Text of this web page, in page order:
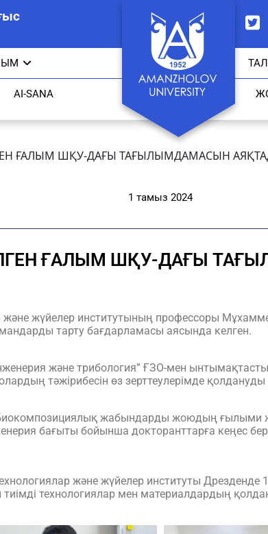
AI-SANA
ҒАЛЫМ ШҚУ-ДАҒЫ ТАҒЫЛЫМДАМАСЫН
1 тамыз 2024
ҒАЛЫМ ШҚУ-ДАҒЫ
және жүйелер институтының профессоры
тарту бағдарламасы аясында келген.
және трибология” ҒЗО-мен
тәжірибесін өз зерттеулерімде
жабындарды жоюдың ғылыми
бағыты бойынша докторанттарға кеңес
және жүйелер институты
технологиялар мен материалдардың